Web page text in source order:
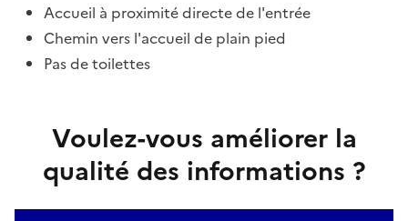
Accueil à proximité directe de l'entrée
Chemin vers l'accueil de plain pied
Pas de toilettes
Voulez-vous améliorer la
qualité des informations ?